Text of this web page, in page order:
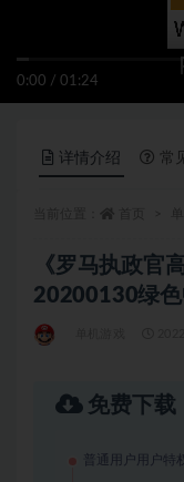
0:00 / 01:24
详情介绍 常
《罗马执政官
20200130绿色
免费下载
普通用户用户特